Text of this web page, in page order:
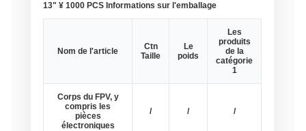
13" ¥ 1000 PCS Informations sur l'emballage
Nom de l'article
Ctn
Taille
Le
poids
Les
produits
de la
catégorie
1
Corps du FPV, y
compris les
pièces
électroniques
/ / /